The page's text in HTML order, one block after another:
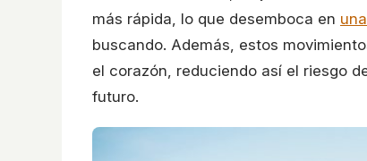
más rápida, lo que desemboca en
buscando. Además, estos
el corazón, reduciendo así el riesgo
futuro.